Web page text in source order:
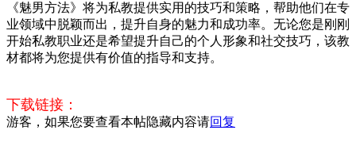
《魅男方法》将为私教提供实用的技巧和策略，帮助他们在专
业领域中脱颖而出，提升自身的魅力和成功率。无论您是刚刚
开始私教职业还是希望提升自己的个人形象和社交技巧，该教
材都将为您提供有价值的指导和支持。
下载链接：
游客，如果您要查看本帖隐藏内容请回复